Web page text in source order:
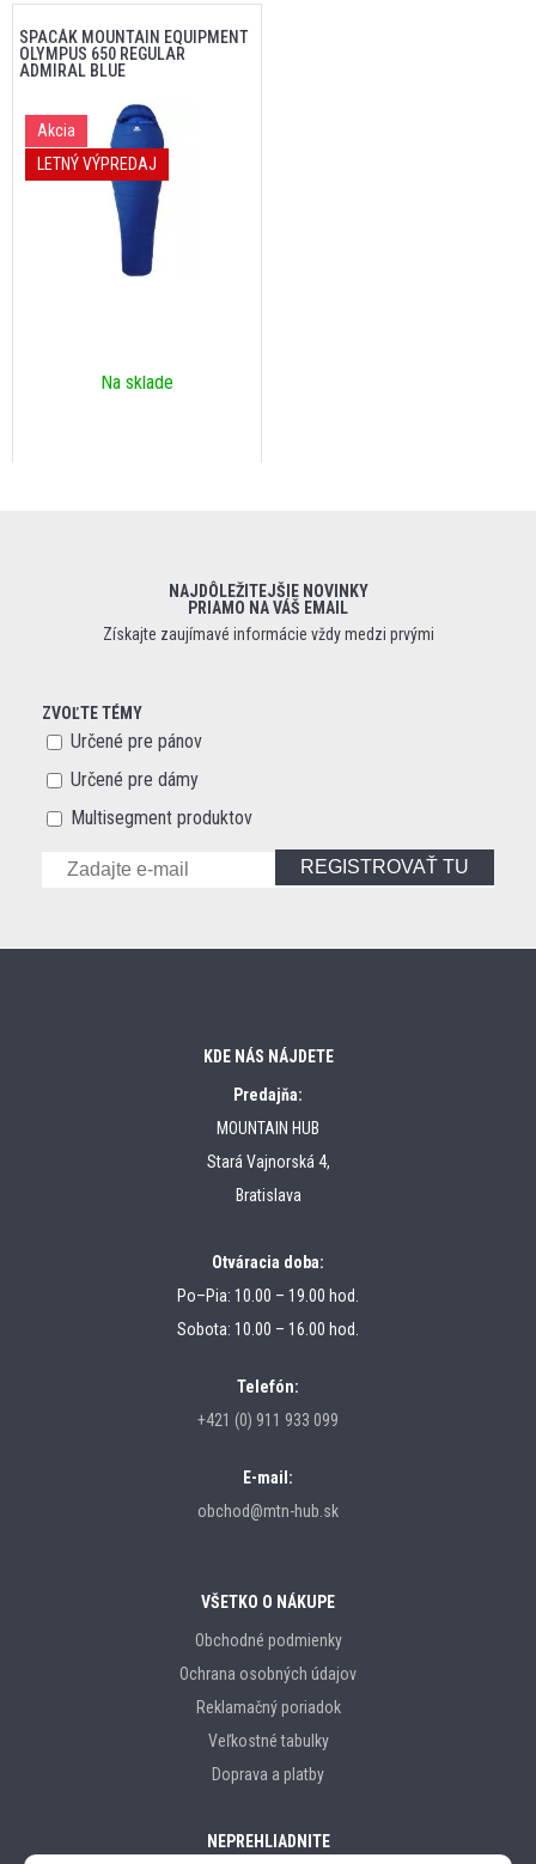
SPACÁK MOUNTAIN EQUIPMENT
OLYMPUS 650 REGULAR
ADMIRAL BLUE
Akcia
LETNÝ VÝPREDAJ
Na sklade
NAJDÔLEŽITEJŠIE NOVINKY
PRIAMO NA VÁŠ EMAIL
Získajte zaujímavé informácie vždy medzi prvými
ZVOĽTE TÉMY
Určené pre pánov
Určené pre dámy
Multisegment produktov
REGISTROVAŤ TU
KDE NÁS NÁJDETE
Predajňa:
MOUNTAIN HUB
Stará Vajnorská 4,
Bratislava
Otváracia doba:
Po–Pia: 10.00 – 19.00 hod.
Sobota: 10.00 – 16.00 hod.
Telefón:
+421 (0) 911 933 099
E-mail:
obchod@mtn-hub.sk
VŠETKO O NÁKUPE
Obchodné podmienky
Ochrana osobných údajov
Reklamačný poriadok
Veľkostné tabulky
Doprava a platby
NEPREHLIADNITE